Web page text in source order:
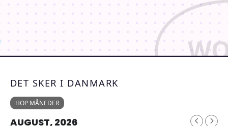
DET SKER I DANMARK
HOP MÅNEDER
AUGUST, 2026